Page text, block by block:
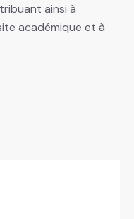
ainsi à
académique et à